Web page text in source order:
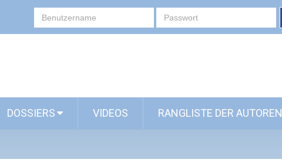
DOSSIERS VIDEOS RANGLISTE DER AUTOREN